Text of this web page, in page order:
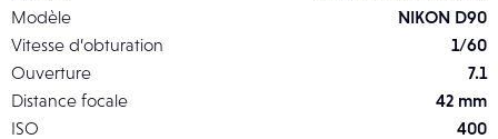
Modèle
NIKON D90
Vitesse d’obturation
1/60
Ouverture
7.1
Distance focale
42 mm
ISO
400